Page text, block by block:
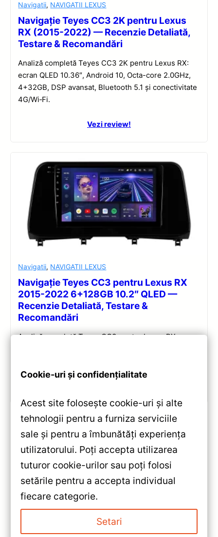
Navigatii, NAVIGATII LEXUS
Navigație Teyes CC3 2K pentru Lexus
RX (2015-2022) — Recenzie Detaliată,
Testare & Recomandări
Analiză completă Teyes CC3 2K pentru Lexus RX:
ecran QLED 10.36″, Android 10, Octa-core 2.0GHz,
4+32GB, DSP avansat, Bluetooth 5.1 și conectivitate
4G/Wi‑Fi.
Vezi review!
Navigatii, NAVIGATII LEXUS
Navigație Teyes CC3 pentru Lexus RX
2015-2022 6+128GB 10.2″ QLED —
Recenzie Detaliată, Testare &
Recomandări
Analiză completă Teyes CC3 pentru Lexus RX:
«Navigatie Auto Teyes CC3 Split
Volvo C30 2007-2013 —
Recenzie Detaliată, Android 10,
4+64GB și Bluetooth 5.1
Navigație Auto Teyes CC3 Split
Volvo C70 2004-2013 —
Recenzie Detaliată,
Cookie-uri și confidențialitate
Acest site folosește cookie-uri și alte
tehnologii pentru a furniza serviciile
sale și pentru a îmbunătăți experiența
utilizatorului. Poți accepta utilizarea
tuturor cookie-urilor sau poți folosi
setările pentru a accepta individual
fiecare categorie.
Setari